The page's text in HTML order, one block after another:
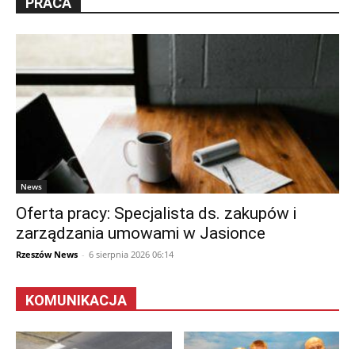
News
Oferta pracy: Specjalista ds. zakupów i
zarządzania umowami w Jasionce
Rzeszów News - 6 sierpnia 2026 06:14
KOMUNIKACJA